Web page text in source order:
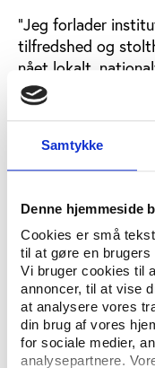
Samtykke
Denne hjemmeside
Cookies er små
til at gøre en
Vi bruger cookies til
annoncer, til at vise
at analysere vores
din brug af vores
for sociale medier,
analysepartnere.
”Jeg forlader
tilfredshed og
nået lokalt,
opstarten af
min optik skabt et
beskedne midler.
de
på, at Idan også i
faglighed,
belyse og
idrætssektoren og
siger Henrik H.
Instituttets
efterretning.